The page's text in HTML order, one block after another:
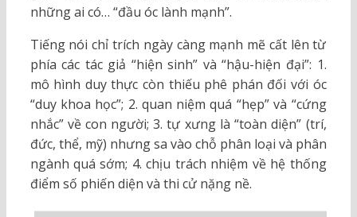
những ai có… “đầu óc lành mạnh”.
Tiếng nói chỉ trích ngày càng mạnh mẽ cất lên từ
phía các tác giả “hiện sinh” và “hậu-hiện đại”: 1.
mô hình duy thực còn thiếu phê phán đối với óc
“duy khoa học”; 2. quan niệm quá “hẹp” và “cứng
nhắc” về con người; 3. tự xưng là “toàn diện” (trí,
đức, thể, mỹ) nhưng sa vào chỗ phân loại và phân
ngành quá sớm; 4. chịu trách nhiệm về hệ thống
điểm số phiến diện và thi cử nặng nề.